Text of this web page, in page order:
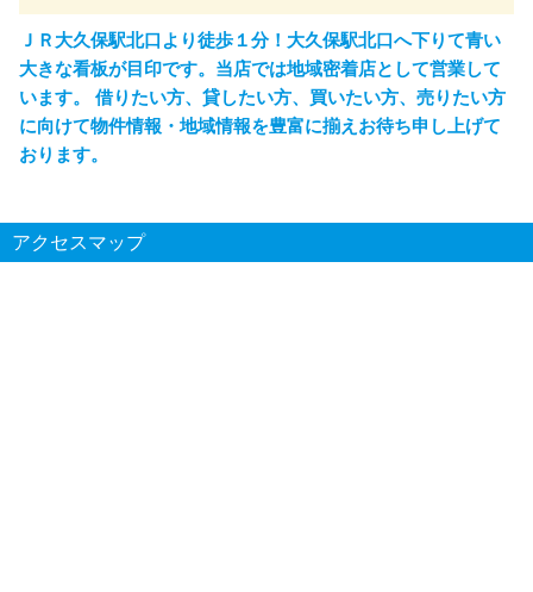
ＪＲ大久保駅北口より徒歩１分！大久保駅北口へ下りて青い
大きな看板が目印です。当店では地域密着店として営業して
います。 借りたい方、貸したい方、買いたい方、売りたい方
に向けて物件情報・地域情報を豊富に揃えお待ち申し上げて
おります。
アクセスマップ